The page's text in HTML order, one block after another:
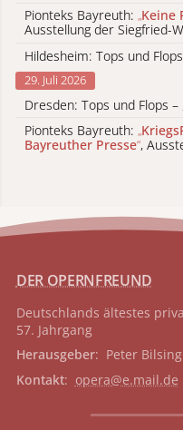
Pionteks Bayreuth: „Keine
Ausstellung der Siegfried-
Hildesheim: Tops und
29. Juli 2026
Dresden: Tops und Flops –
Pionteks Bayreuth: „
Bayreuther Presse“,
DER OPERNFREUND
Deutschlands ältestes
57. Jahrgang
Herausgeber: Peter Bilsing
Kontakt: opera@e.mail.de